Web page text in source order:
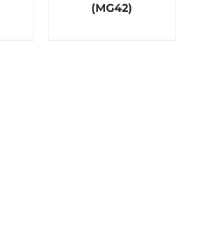
(MG42)